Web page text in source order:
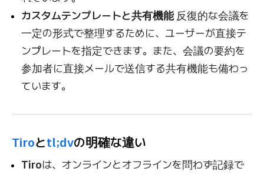
カスタムテンプレートと共有機能反復的な会議を
一定の形式で整理するために、ユーザーが直接テ
ンプレートを指定できます。また、会議の要約を
参加者に直接メールで送信する共有機能も備わっ
ています。
Tiroとtl;dvの明確な違い
Tiroは、オンラインとオフラインを問わず記録で